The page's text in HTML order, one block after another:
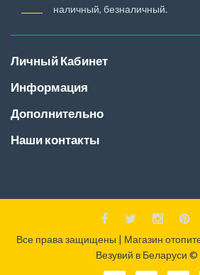
наличный, безналичный.
Личный Кабинет
Информация
Дополнительно
Наши контакты
Все права защищены | Магазин
Везувий в Беларуси